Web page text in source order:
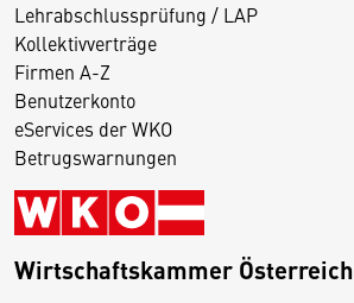
Lehrabschlussprüfung / LAP
Kollektivverträge
Firmen A-Z
Benutzerkonto
eServices der WKO
Betrugswarnungen
Wirtschaftskammer Österreich